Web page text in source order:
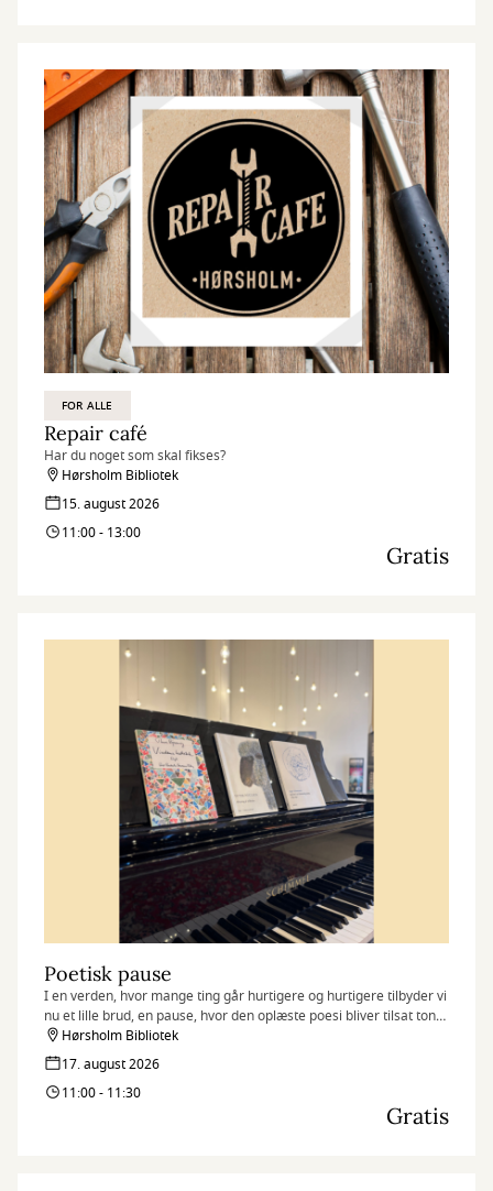
FOR ALLE
Repair café
Har du noget som skal fikses?
Hørsholm Bibliotek
15. august 2026
11:00 - 13:00
Gratis
Poetisk pause
I en verden, hvor mange ting går hurtigere og hurtigere tilbyder vi
nu et lille brud, en pause, hvor den oplæste poesi bliver tilsat toner
fra flyglet.
Hørsholm Bibliotek
17. august 2026
11:00 - 11:30
Gratis